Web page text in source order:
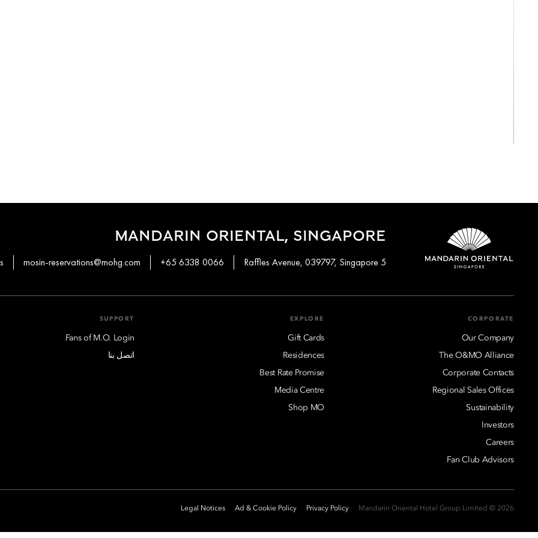
MANDARIN ORIENTAL, SINGAPORE
5 Raffles Avenue, 039797, Singapore
+65 6338 0066
mosin-reservations@mohg.com
CORPORATE
Our Company
The O&MO Alliance
Corporate Contacts
Regional Sales Offices
Sustainability
Investors
Careers
Fan Club Advisors
EXPLORE
Gift Cards
Residences
Best Rate Promise
Media Centre
Shop MO
SUPPORT
Fans of M.O. Login
اتصل بنا
2026 © Mandarin Oriental Hotel Group Limited
Privacy Policy
Ad & Cookie Policy
Legal Notices